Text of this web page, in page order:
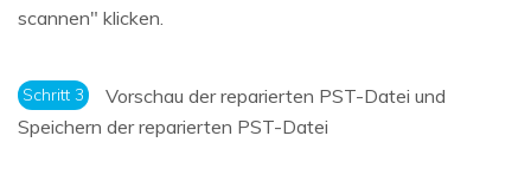
scannen" klicken.
Schritt 3
Vorschau der reparierten PST-Datei und
Speichern der reparierten PST-Datei